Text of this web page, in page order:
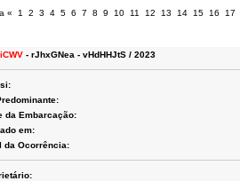
« 1 2 3 4 5 6 7 8 9 10 11 12 13 14 15 16 17
- rJhxGNea - vHdHHJtS / 2023
da Embarcação:
em:
da Ocorrência: